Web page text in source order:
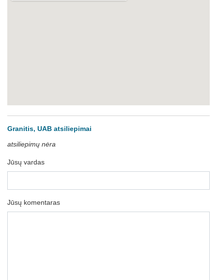
Granitis, UAB atsiliepimai
atsiliepimų nėra
Jūsų vardas
Jūsų komentaras